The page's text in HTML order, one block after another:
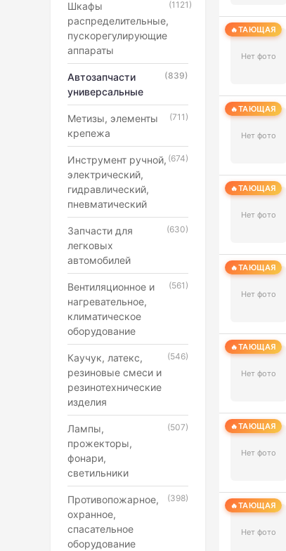
Шкафы
распределительные,
пускорегулирующие
аппараты
(1121)
Автозапчасти
универсальные
(839)
Метизы, элементы
крепежа
(711)
Инструмент ручной,
электрический,
гидравлический,
пневматический
(674)
Запчасти для
легковых
автомобилей
(630)
Вентиляционное и
нагревательное,
климатическое
оборудование
(561)
Каучук, латекс,
резиновые смеси и
резинотехнические
изделия
(546)
Лампы,
прожекторы,
фонари,
светильники
(507)
Противопожарное,
охранное,
спасательное
оборудование
(398)
ТАЮЩАЯ
Нет фото
ТАЮЩАЯ
Нет фото
ТАЮЩАЯ
Нет фото
ТАЮЩАЯ
Нет фото
ТАЮЩАЯ
Нет фото
ТАЮЩАЯ
Нет фото
ТАЮЩАЯ
Нет фото